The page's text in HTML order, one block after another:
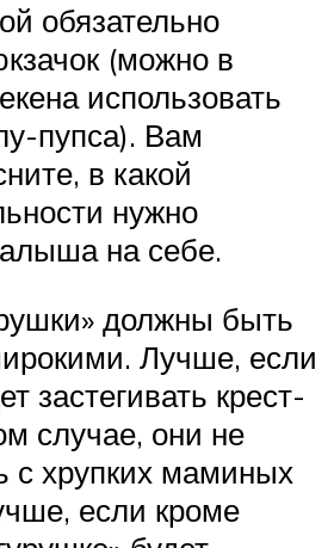
обязательно
(можно в
использовать
пупса). Вам
в какой
нужно
на себе.
должны быть
Лучше, если
застегивать крест-
случае, они не
с хрупких маминых
если кроме